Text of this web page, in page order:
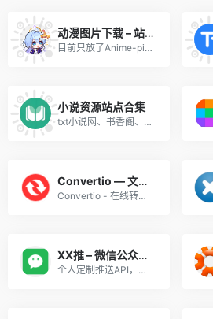
动漫图片下载 – 站点合集
目前只放了Anime-picture_图片、yande_动漫图片、Zerochan_图片三个图片站点，资源已经相当丰富，满足日常检索需求。
小说资源站点合集
txt小说网、书香阁、一起读书网等站点集合，各种小说离线下载。
Convertio — 文件转换器
Convertio - 在线转换文件的简单工具。支持超过309种不同的文档、图像、电子表格、电子书、文档、演示文稿、音频和视频格式。
XX推 – 微信公众号消息推送
个人定制推送API，轻量，极简。只需一个接口，轻松定制推送。